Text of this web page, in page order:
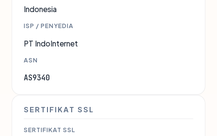
Indonesia
ISP / PENYEDIA
PT IndoInternet
ASN
AS9340
SERTIFIKAT SSL
SERTIFIKAT SSL